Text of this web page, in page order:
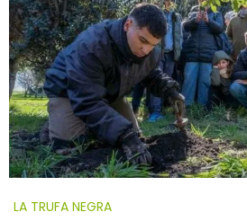
LA TRUFA NEGRA